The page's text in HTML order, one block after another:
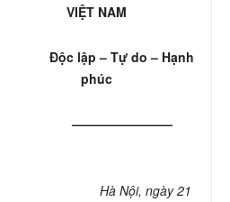
VIỆT NAM
Độc lập – Tự do – Hạnh
phúc
————————
Hà Nội, ngày 21